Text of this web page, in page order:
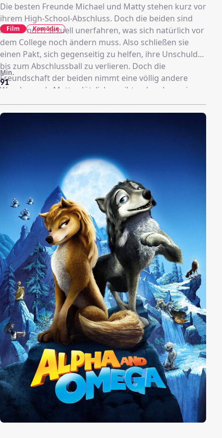
Die besten Freunde Michael und Matty stehen kurz vor
ihrem High-School-Abschluss. Doch die beiden sind
immer noch sexuell unerfahren, was sich natürlich vor
dem College noch ändern muss. Also schließen sie
einen Pakt, sich gegenseitig zu helfen, ihre Unschuld
bis zum Abschlussball zu verlieren. Doch die
Freundschaft der beiden nimmt eine völlig andere
Wendung, als Matty plötzlich zugibt, schwul zu sein.
Da Michael seinen Kumpel nach besten Kräften
unterstützen möchte, stellt er Nachforschungen über
männlichen Lars kennenlernt und Michael Gefühle für
Mattys Ex-Freundin Em zu entwickeln beginnt, stehen
völlig neue Probleme und Chancen ins Haus ...
91
Min.
Film Komödie